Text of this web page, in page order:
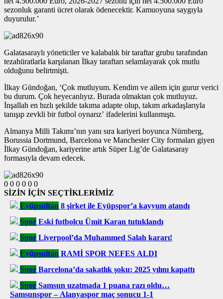
sezonluk garanti ücret olarak ödenecektir. Kamuoyuna saygıyla
duyurulur.’
Galatasaraylı yöneticiler ve kalabalık bir taraftar grubu tarafından
tezahüratlarla karşılanan İlkay taraftarı selamlayarak çok mutlu
olduğunu belirtmişti.
İlkay Gündoğan, ‘Çok mutluyum. Kendim ve ailem için gurur verici
bu durum. Çok heyecanlıyız. Burada olmaktan çok mutluyuz.
İnşallah en hızlı şekilde takıma adapte olup, takım arkadaşlarıyla
tanışıp zevkli bir futbol oynarız’ ifadelerini kullanmıştı.
Almanya Milli Takımı’nın yanı sıra kariyeri boyunca Nürnberg,
Borussia Dortmund, Barcelona ve Manchester City formaları giyen
İlkay Gündoğan, kariyerine artık Süper Lig’de Galatasaray
formasıyla devam edecek.
0 0 0 0 0 0
SİZİN İÇİN SEÇTİKLERİMİZ
Eyüpsultan 8 şirket ile Eyüpspor’a kayyum atandı
Spor Eski futbolcu Ümit Karan tutuklandı
Spor Liverpool’da Muhammed Salah kararı!
Eyüpsultan RAMİ SPOR NEFES ALDI
Spor Barcelona’da sakatlık şoku: 2025 yılını kapattı
Spor Samsun uzatmada 1 puana razı oldu…
Samsunspor – Alanyaspor maç sonucu 1-1